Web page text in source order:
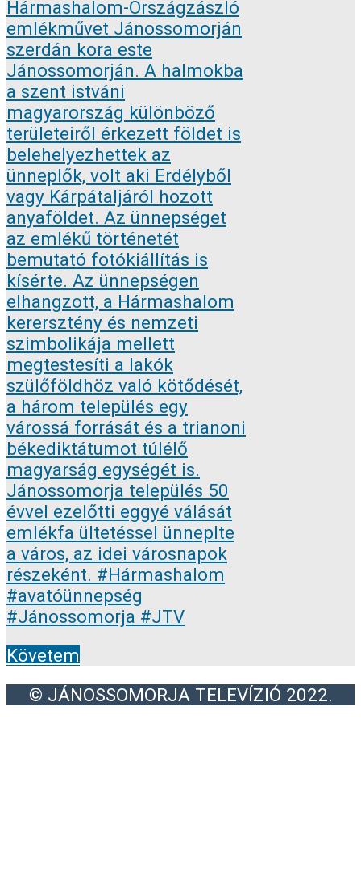
Követem
© JÁNOSSOMORJA TELEVÍZIÓ 2022.